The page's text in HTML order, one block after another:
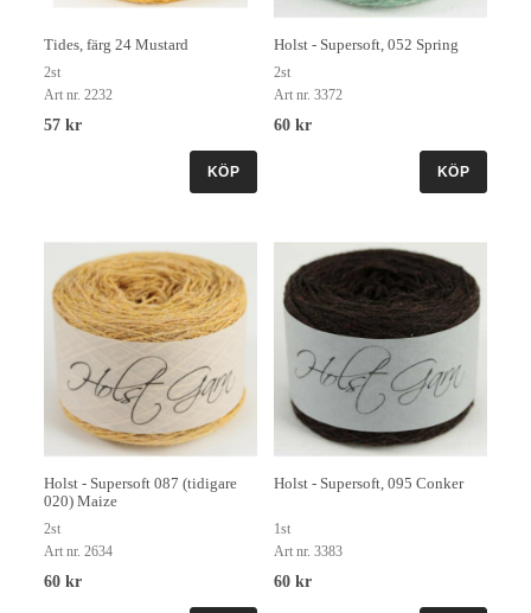
Tides, färg 24 Mustard
2st
Art nr. 2232
57 kr
KÖP
Holst - Supersoft, 052 Spring
2st
Art nr. 3372
60 kr
KÖP
Holst - Supersoft 087 (tidigare
020) Maize
2st
Art nr. 2634
60 kr
Holst - Supersoft, 095 Conker
1st
Art nr. 3383
60 kr